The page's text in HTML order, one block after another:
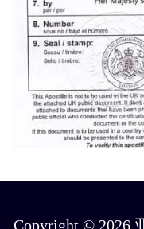
Copyright © 2026.